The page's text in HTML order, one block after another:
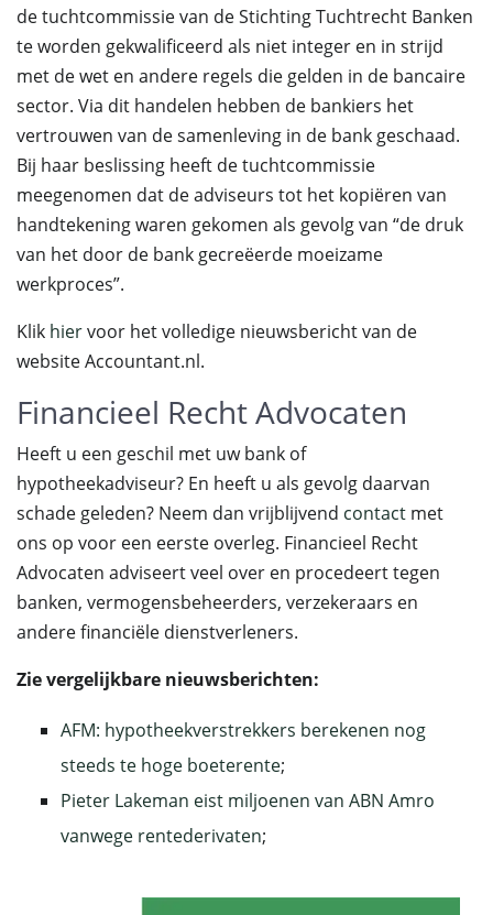
de tuchtcommissie van de Stichting Tuchtrecht Banken
te worden gekwalificeerd als niet integer en in strijd
met de wet en andere regels die gelden in de bancaire
sector. Via dit handelen hebben de bankiers het
vertrouwen van de samenleving in de bank geschaad.
Bij haar beslissing heeft de tuchtcommissie
meegenomen dat de adviseurs tot het kopiëren van
handtekening waren gekomen als gevolg van “de druk
van het door de bank gecreëerde moeizame
werkproces”.
Klik hiervoor het volledige nieuwsbericht van de
website Accountant.nl.
Financieel Recht Advocaten
Heeft u een geschil met uw bank of
hypotheekadviseur? En heeft u als gevolg daarvan
schade geleden? Neem dan vrijblijvend contact met
ons op voor een eerste overleg. Financieel Recht
Advocaten adviseert veel over en procedeert tegen
banken, vermogensbeheerders, verzekeraars en
andere financiële dienstverleners.
Zie vergelijkbare nieuwsberichten:
AFM: hypotheekverstrekkers berekenen nog
steeds te hoge boeterente;
Pieter Lakeman eist miljoenen van ABN Amro
vanwege rentederivaten;